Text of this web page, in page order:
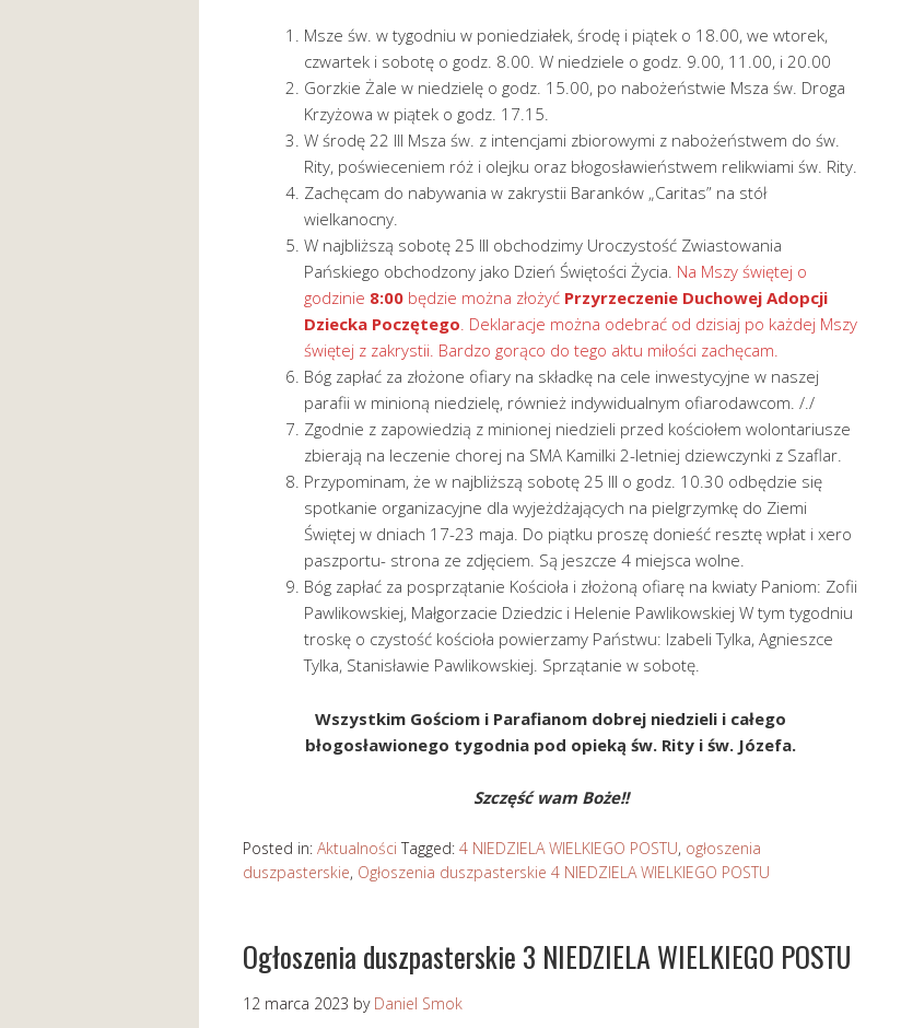
Msze św. w tygodniu w poniedziałek, środę i piątek o 18.00, we wtorek,
czwartek i sobotę o godz. 8.00. W niedziele o godz. 9.00, 11.00, i 20.00
Gorzkie Żale w niedzielę o godz. 15.00, po nabożeństwie Msza św. Droga
Krzyżowa w piątek o godz. 17.15.
W środę 22 III Msza św. z intencjami zbiorowymi z nabożeństwem do św.
Rity, poświeceniem róż i olejku oraz błogosławieństwem relikwiami św. Rity.
Zachęcam do nabywania w zakrystii Baranków „Caritas” na stół
wielkanocny.
W najbliższą sobotę 25 III obchodzimy Uroczystość Zwiastowania
Pańskiego obchodzony jako Dzień Świętości Życia. Na Mszy świętej o
godzinie 8:00 będzie można złożyć Przyrzeczenie Duchowej Adopcji
Dziecka Poczętego. Deklaracje można odebrać od dzisiaj po każdej Mszy
świętej z zakrystii. Bardzo gorąco do tego aktu miłości zachęcam.
Bóg zapłać za złożone ofiary na składkę na cele inwestycyjne w naszej
parafii w minioną niedzielę, również indywidualnym ofiarodawcom. /./
Zgodnie z zapowiedzią z minionej niedzieli przed kościołem wolontariusze
zbierają na leczenie chorej na SMA Kamilki 2-letniej dziewczynki z Szaflar.
Przypominam, że w najbliższą sobotę 25 III o godz. 10.30 odbędzie się
spotkanie organizacyjne dla wyjeżdżających na pielgrzymkę do Ziemi
Świętej w dniach 17-23 maja. Do piątku proszę donieść resztę wpłat i xero
paszportu- strona ze zdjęciem. Są jeszcze 4 miejsca wolne.
Bóg zapłać za posprzątanie Kościoła i złożoną ofiarę na kwiaty Paniom: Zofii
Pawlikowskiej, Małgorzacie Dziedzic i Helenie Pawlikowskiej W tym tygodniu
troskę o czystość kościoła powierzamy Państwu: Izabeli Tylka, Agnieszce
Tylka, Stanisławie Pawlikowskiej. Sprzątanie w sobotę.
Wszystkim Gościom i Parafianom dobrej niedzieli i całego
błogosławionego tygodnia pod opieką św. Rity i św. Józefa.
Szczęść wam Boże!!
Posted in: Aktualności Tagged: 4 NIEDZIELA WIELKIEGO POSTU, ogłoszenia
duszpasterskie, Ogłoszenia duszpasterskie 4 NIEDZIELA WIELKIEGO POSTU
Ogłoszenia duszpasterskie 3 NIEDZIELA WIELKIEGO POSTU
12 marca 2023 by Daniel Smok